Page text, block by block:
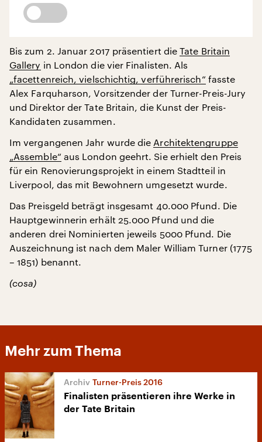
Bis zum 2. Januar 2017 präsentiert dieTate Britain
Gallery in London die vier Finalisten. Als
„facettenreich, vielschichtig, verführerisch“ fasste
Alex Farquharson, Vorsitzender der Turner-Preis-Jury
und Direktor der Tate Britain, die Kunst der Preis-
Kandidaten zusammen.
Im vergangenen Jahr wurde die Architektengruppe
„Assemble“ aus London geehrt. Sie erhielt den Preis
für ein Renovierungsprojekt in einem Stadtteil in
Liverpool, das mit Bewohnern umgesetzt wurde.
Das Preisgeld beträgt insgesamt 40.000 Pfund. Die
Hauptgewinnerin erhält 25.000 Pfund und die
anderen drei Nominierten jeweils 5000 Pfund. Die
Auszeichnung ist nach dem Maler William Turner (1775
– 1851) benannt.
(cosa)
Mehr zum Thema
Turner-Preis 2016
Finalisten präsentieren ihre Werke in
der Tate Britain